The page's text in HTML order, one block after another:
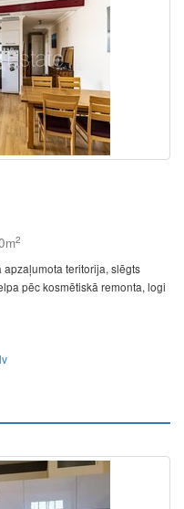
2
teritorija, slēgts
pēc kosmētiskā remonta, logi